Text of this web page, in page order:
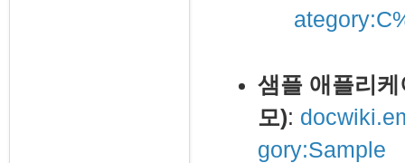
샘플 애플리
모):
gory:Sample